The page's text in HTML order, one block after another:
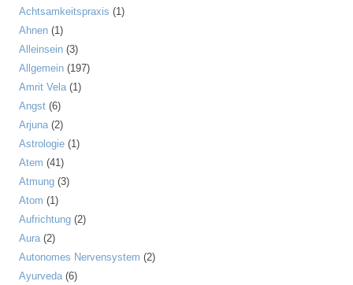
Achtsamkeitspraxis (1)
Ahnen (1)
Alleinsein (3)
Allgemein (197)
Amrit Vela(1)
Angst (6)
Arjuna(2)
Astrologie (1)
Atem (41)
Atmung (3)
Atom (1)
Aufrichtung (2)
Aura(2)
Autonomes Nervensystem (2)
Ayurveda(6)